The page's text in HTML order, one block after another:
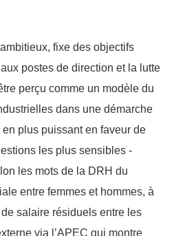
fixe des objectifs
postes de direction et la lutte
perçu comme un modèle du
dans une démarche
plus puissant en faveur de
les plus sensibles -
les mots de la DRH du
entre femmes et hommes, à
salaire résiduels entre les
via l’APEC qui montre